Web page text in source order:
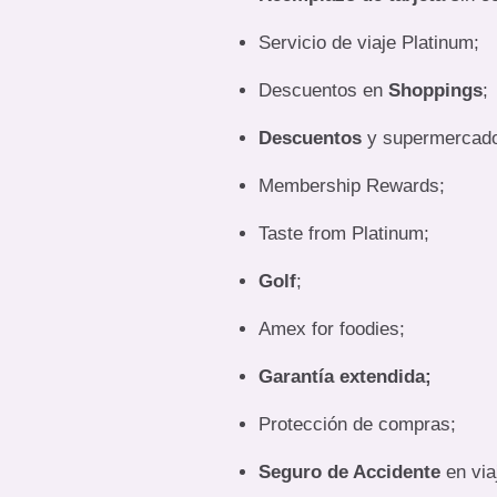
Servicio de viaje Platinum;
Descuentos en Shoppings;
Descuentos y
Membership Rewards;
Taste from Platinum;
Golf;
Amex for foodies;
Garantía extendida;
Protección de compras;
Seguro de Accidente en